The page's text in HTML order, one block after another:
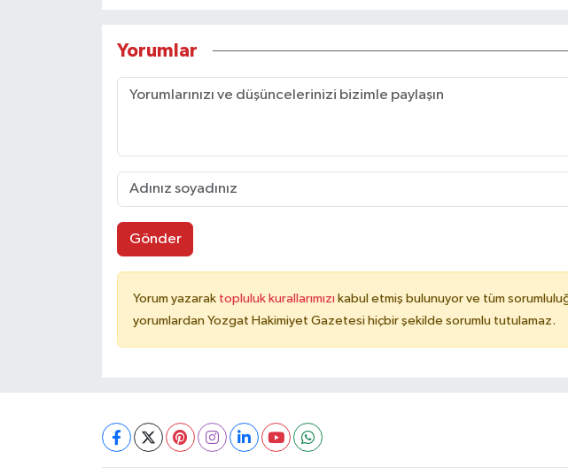
Yorumlar
Gönder
Yorum yazarak topluluk kurallarımızı kabul etmiş bulunuyor ve tüm
yorumlardan Yozgat Hakimiyet Gazetesi hiçbir şekilde sorumlu tutulamaz.